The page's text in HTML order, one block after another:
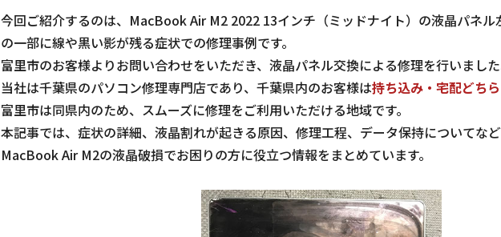
今回ご紹介するのは、MacBook Air M2 2022 13インチ（ミッドナイト）の液晶パネ
の一部に線や黒い影が残る症状での修理事例です。
富里市のお客様よりお問い合わせをいただき、液晶パネル交換による修理を行いました
当社は千葉県のパソコン修理専門店であり、千葉県内のお客様は持ち込み・宅配どち
富里市は同県内のため、スムーズに修理をご利用いただける地域です。
本記事では、症状の詳細、液晶割れが起きる原因、修理工程、データ保持についてなど
MacBook Air M2の液晶破損でお困りの方に役立つ情報をまとめています。